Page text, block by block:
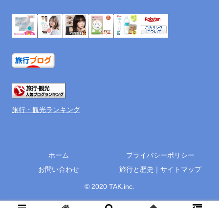
旅行・観光ランキング
ホーム
プライバシーポリシー
お問い合わせ
旅行と歴史｜サイトマップ
© 2020 TAK.inc.